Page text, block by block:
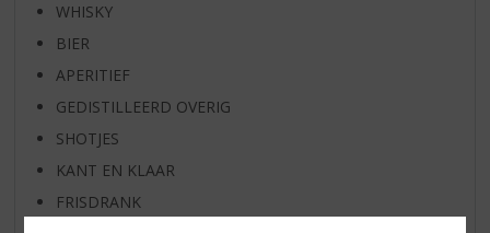
WHISKY
BIER
APERITIEF
GEDISTILLEERD OVERIG
SHOTJES
KANT EN KLAAR
FRISDRANK